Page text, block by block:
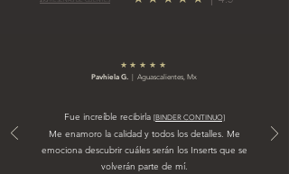
★★★★★
Pavhiela G. | Aguascalientes, Mx
Fue increíble recibirla [BINDER CONTINUO]
Me enamoro la calidad y todos los detalles. Me
emociona descubrir cuáles serán los Inserts que se
volverán parte de mí.